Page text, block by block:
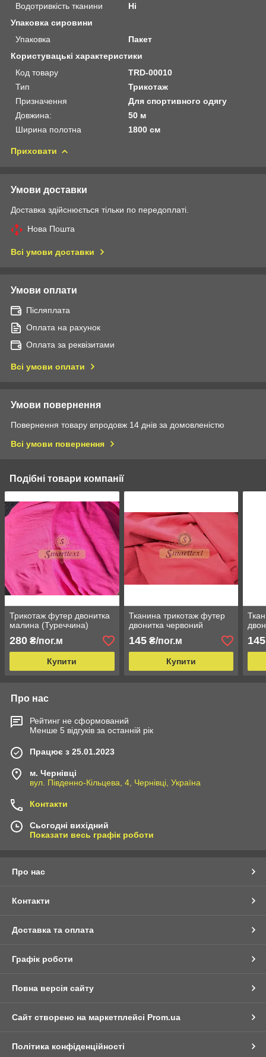
Водотривкість тканини
Ні
Упаковка сировини
Упаковка
Пакет
Користувацькі характеристики
Код товару
TRD-00010
Тип
Трикотаж
Призначення
Для спортивного одягу
Довжина:
50 м
Ширина полотна
1800 см
Приховати
Умови доставки
Доставка здійснюється тільки по передоплаті.
Нова Пошта
Всі умови доставки
Умови оплати
Післяплата
Оплата на рахунок
Оплата за реквізитами
Всі умови оплати
Умови повернення
Повернення товару впродовж 14 днів за домовленістю
Всі умови повернення
Подібні товари компанії
Трикотаж футер двонитка
малина (Туреччина)
280 ₴/пог.м
Купити
Тканина трикотаж футер
двонитка червоний
145₴/пог.м
Купити
145
Про нас
Рейтинг не сформований
Менше 5 відгуків за останній рік
Працює з 25.01.2023
м. Чернівці
вул. Південно-Кільцева, 4, Чернівці, Україна
Контакти
Сьогодні вихідний
Показати весь графік роботи
Про нас
Контакти
Доставка та оплата
Графік роботи
Повна версія сайту
Сайт створено на маркетплейсі Prom.ua
Політика конфіденційності